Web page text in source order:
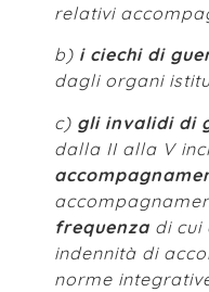
relativi
b) i ciechi di
dagli organi
c) gli invalidi di
dalla II alla V
frequenza di cui
indennità di
norme